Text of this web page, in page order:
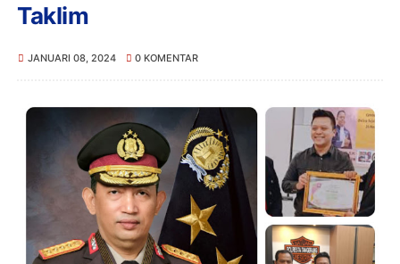
Taklim
JANUARI 08, 2024 0 KOMENTAR